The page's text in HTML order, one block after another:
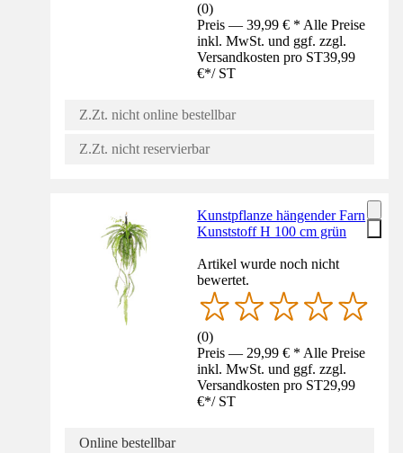
(0)
Preis — 39,99 € * Alle Preise
inkl. MwSt. und ggf. zzgl.
Versandkosten pro ST39,99
€*/ ST
Z.Zt. nicht online bestellbar
Z.Zt. nicht reservierbar
Kunstpflanze hängender Farn
Kunststoff H 100 cm grün
Artikel wurde noch nicht
bewertet.
(0)
Preis — 29,99 € * Alle Preise
inkl. MwSt. und ggf. zzgl.
Versandkosten pro ST29,99
€*/ ST
Online bestellbar